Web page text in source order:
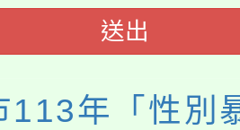
諮商輔導、社會
簡章及活動海報
補助參觀特色
實施計畫」
送出
113年「性別